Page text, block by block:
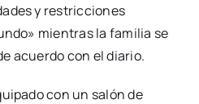
y restricciones
mientras la familia se
acuerdo con el diario.
con un salón de